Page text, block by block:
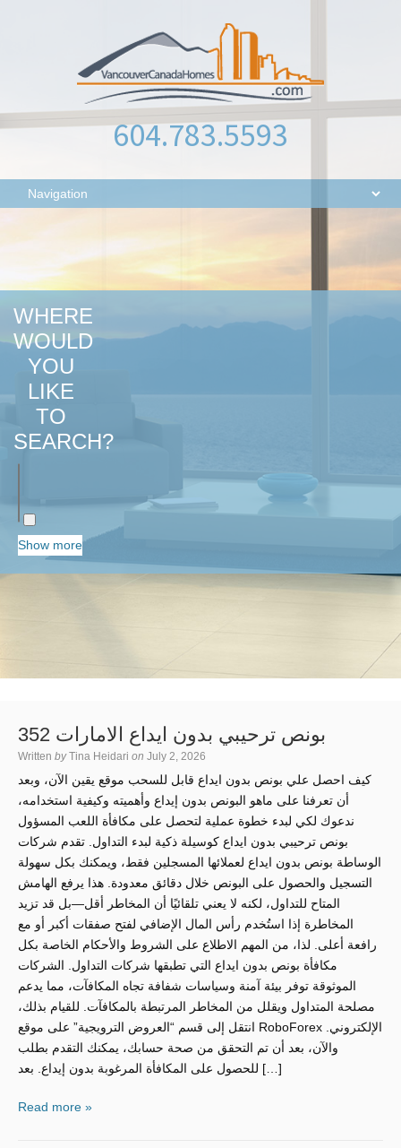
604.783.5593
WHERE
WOULD
YOU
LIKE
TO
SEARCH?
Show more
بونص ترحيبي بدون ايداع الامارات 352
Written by Tina Heidari on July 2, 2026
كيف احصل علي بونص بدون ايداع قابل للسحب موقع يقين الآن، وبعد
أن تعرفنا على ماهو البونص بدون إيداع وأهميته وكيفية استخدامه،
ندعوك لكي لبدء خطوة عملية لتحصل على مكافأة اللعب المسؤول
بونص ترحيبي بدون ايداع كوسيلة ذكية لبدء التداول. تقدم شركات
الوساطة بونص بدون ايداع لعملائها المسجلين فقط، ويمكنك بكل سهولة
التسجيل والحصول على البونص خلال دقائق معدودة. هذا يرفع الهامش
المتاح للتداول، لكنه لا يعني تلقائيًا أن المخاطر أقل—بل قد تزيد
المخاطرة إذا استُخدم رأس المال الإضافي لفتح صفقات أكبر أو مع
رافعة أعلى. لذا، من المهم الاطلاع على الشروط والأحكام الخاصة بكل
مكافأة بونص بدون ايداع التي تطبقها شركات التداول. الشركات
الموثوقة توفر بيئة آمنة وسياسات شفافة تجاه المكافآت، مما يدعم
مصلحة المتداول ويقلل من المخاطر المرتبطة بالمكافآت. للقيام بذلك،
انتقل إلى قسم “العروض الترويجية” على موقع RoboForex الإلكتروني.
والآن، بعد أن تم التحقق من صحة حسابك، يمكنك التقدم بطلب
للحصول على المكافأة المرغوبة بدون إيداع. بعد […]
Read more »